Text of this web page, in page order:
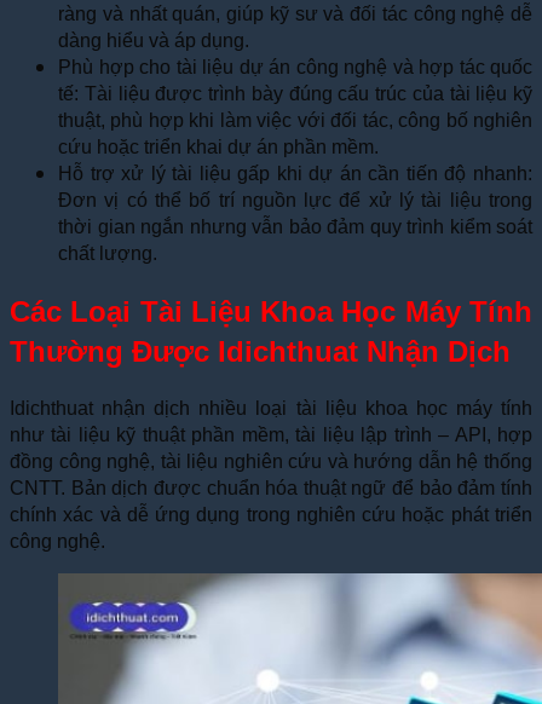
ràng và nhất quán, giúp kỹ sư và đối tác công nghệ dễ
dàng hiểu và áp dụng.
Phù hợp cho tài liệu dự án công nghệ và hợp tác quốc
tế: Tài liệu được trình bày đúng cấu trúc của tài liệu kỹ
thuật, phù hợp khi làm việc với đối tác, công bố nghiên
cứu hoặc triển khai dự án phần mềm.
Hỗ trợ xử lý tài liệu gấp khi dự án cần tiến độ nhanh:
Đơn vị có thể bố trí nguồn lực để xử lý tài liệu trong
thời gian ngắn nhưng vẫn bảo đảm quy trình kiểm soát
chất lượng.
Các Loại Tài Liệu Khoa Học Máy Tính
Thường Được Idichthuat Nhận Dịch
Idichthuat nhận dịch nhiều loại tài liệu khoa học máy tính
như tài liệu kỹ thuật phần mềm, tài liệu lập trình – API, hợp
đồng công nghệ, tài liệu nghiên cứu và hướng dẫn hệ thống
CNTT. Bản dịch được chuẩn hóa thuật ngữ để bảo đảm tính
chính xác và dễ ứng dụng trong nghiên cứu hoặc phát triển
công nghệ.